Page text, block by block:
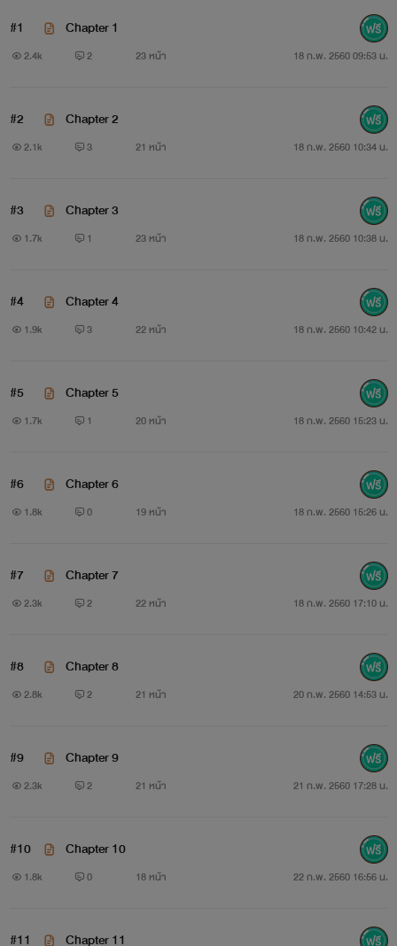
1.นิยายเรื่องนี้และเรื่องต่อๆไปเป็นนิยายประเภท“ชายรัก
ศรัทธา ก็ขอให้ออกไปจากหน้านี้ด้วยดีนะคะ
เหมาะสม ก็ต้องขออภัยและ
โปรดใช้วิจารณญาณในการอ่านด้วย
นะคะ
ผู้เยาว์ที่อายุ
ไม่ถึง
18 ปี
เท่านั้น ไม่มีส่วนเกี่ยวข้องกับบุคคล สถานที่ เหตุการณ์ ใดๆ ทั้งสิ้น
5.ย้ำ! จินตนาการ
6. ขอความกรุณา อย่าคัดลอกดัดแปลงเนื้อหาของเรื่องนี้นะ
#1 Chapter 1
2.4k 2 23 หน้า 18 ก.พ. 2560 09:53 น.
#2 Chapter 2
2.1k 3 21 หน้า 18 ก.พ. 2560 10:34 น.
#3 Chapter 3
1.7k 1 23 หน้า 18 ก.พ. 2560 10:38 น.
#4 Chapter 4
1.9k 3 22 หน้า 18 ก.พ. 2560 10:42 น.
#5 Chapter 5
1.7k 1 20 หน้า 18 ก.พ. 2560 15:23 น.
#6 Chapter 6
1.8k 0 19 หน้า 18 ก.พ. 2560 15:26 น.
#7 Chapter 7
2.3k 2 22 หน้า 18 ก.พ. 2560 17:10 น.
#8 Chapter 8
2.8k 2 21 หน้า 20 ก.พ. 2560 14:53 น.
#9 Chapter 9
2.3k 2 21 หน้า 21 ก.พ. 2560 17:28 น.
#10 Chapter 10
1.8k 0 18 หน้า 22 ก.พ. 2560 16:56 น.
#11 Chapter 11